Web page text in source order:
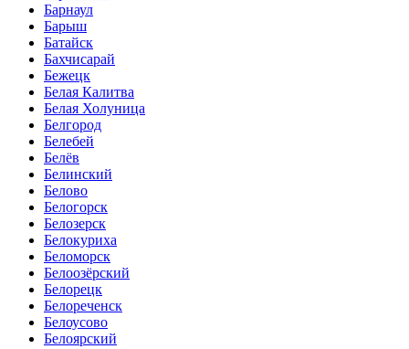
Барнаул
Барыш
Батайск
Бахчисарай
Бежецк
Белая Калитва
Белая Холуница
Белгород
Белебей
Белёв
Белинский
Белово
Белогорск
Белозерск
Белокуриха
Беломорск
Белоозёрский
Белорецк
Белореченск
Белоусово
Белоярский